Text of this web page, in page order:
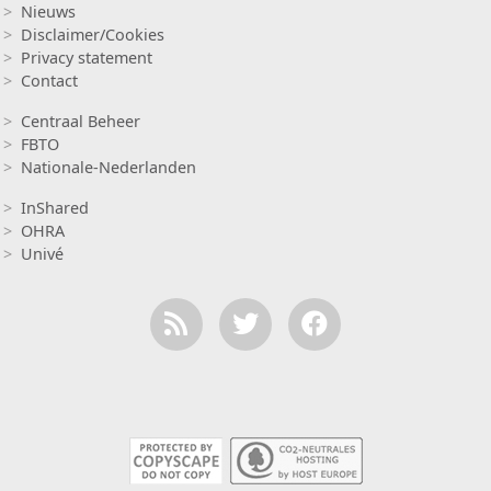
Nieuws
Disclaimer/Cookies
Privacy statement
Contact
Insurance
Centraal Beheer
FBTO
Nationale-Nederlanden
Insurance 2
InShared
OHRA
Univé